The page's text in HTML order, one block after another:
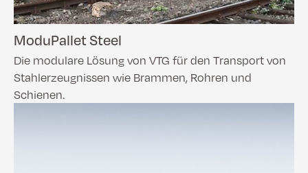
ModuPallet Steel
Die modulare Lösung von VTG für den Transport von
Stahlerzeugnissen wie Brammen, Rohren und
Schienen.